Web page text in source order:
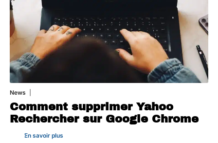
News
Comment supprimer Yahoo
Rechercher sur Google Chrome
En savoir plus